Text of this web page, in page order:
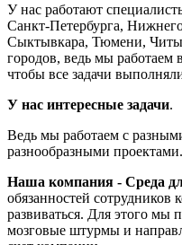
У нас работают
Санкт-Петербурга,
Сыктывкара, Тюмени,
городов, ведь мы работаем
чтобы все задачи
У нас интересные задачи.
Ведь мы работаем с
разнообразными проектами.
Наша компания - Среда
обязанностей сотрудников
развиваться. Для этого мы
мозговые штурмы и